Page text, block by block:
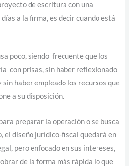
de escritura con una
a la firma, es decir cuando está
poco, siendo frecuente que los
con prisas, sin haber reflexionado
haber empleado los recursos que
a su disposición.
preparar la operación o se busca
el diseño jurídico-fiscal quedará en
pero enfocado en sus intereses,
de la forma más rápida lo que